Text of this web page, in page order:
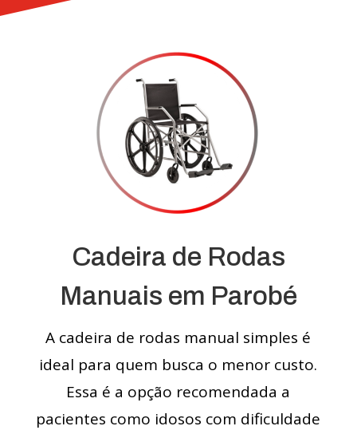
Cadeira de Rodas
Manuais em Parobé
A cadeira de rodas manual simples é
ideal para quem busca o menor custo.
Essa é a opção recomendada a
pacientes como idosos com dificuldade